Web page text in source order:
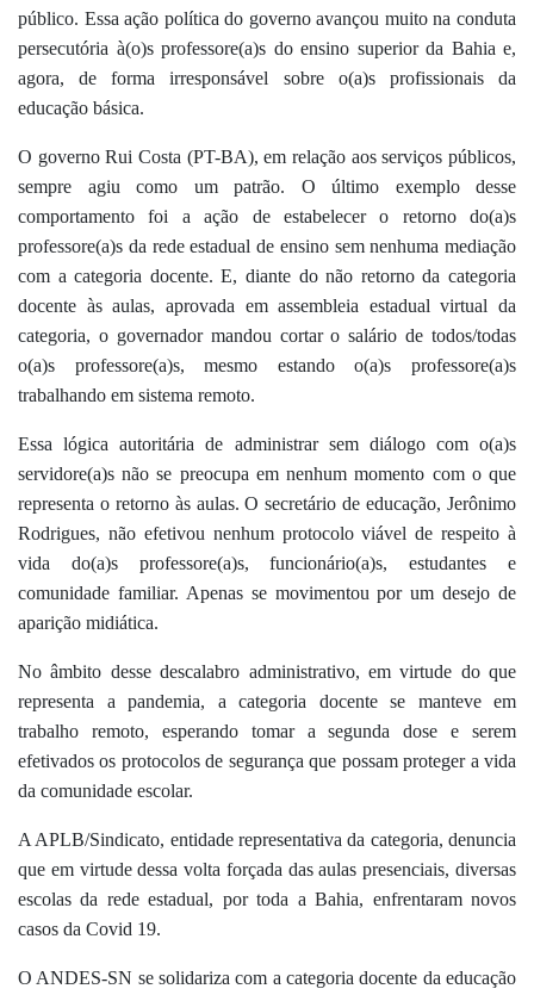
público. Essa ação política do governo avançou muito na conduta
persecutória à(o)s professore(a)s do ensino superior da Bahia e,
agora, de forma irresponsável sobre o(a)s profissionais da
educação básica.
O governo Rui Costa (PT-BA), em relação aos serviços públicos,
sempre agiu como um patrão. O último exemplo desse
comportamento foi a ação de estabelecer o retorno do(a)s
professore(a)s da rede estadual de ensino sem nenhuma mediação
com a categoria docente. E, diante do não retorno da categoria
docente às aulas, aprovada em assembleia estadual virtual da
categoria, o governador mandou cortar o salário de todos/todas
o(a)s professore(a)s, mesmo estando o(a)s professore(a)s
trabalhando em sistema remoto.
Essa lógica autoritária de administrar sem diálogo com o(a)s
servidore(a)s não se preocupa em nenhum momento com o que
representa o retorno às aulas. O secretário de educação, Jerônimo
Rodrigues, não efetivou nenhum protocolo viável de respeito à
vida do(a)s professore(a)s, funcionário(a)s, estudantes e
comunidade familiar. Apenas se movimentou por um desejo de
aparição midiática.
No âmbito desse descalabro administrativo, em virtude do que
representa a pandemia, a categoria docente se manteve em
trabalho remoto, esperando tomar a segunda dose e serem
efetivados os protocolos de segurança que possam proteger a vida
da comunidade escolar.
A APLB/Sindicato, entidade representativa da categoria, denuncia
que em virtude dessa volta forçada das aulas presenciais, diversas
escolas da rede estadual, por toda a Bahia, enfrentaram novos
casos da Covid 19.
O ANDES-SN se solidariza com a categoria docente da educação